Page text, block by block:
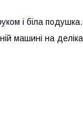
і біла
машині на